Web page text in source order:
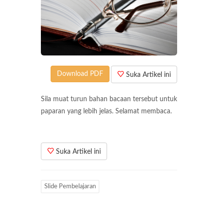
Suka Artikel ini
Download PDF
Sila muat turun bahan bacaan tersebut untuk
paparan yang lebih jelas. Selamat membaca.
Suka Artikel ini
Slide Pembelajaran